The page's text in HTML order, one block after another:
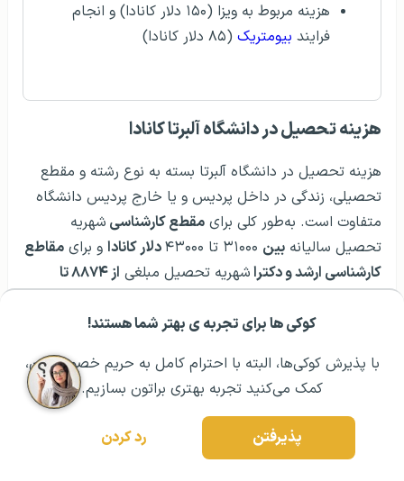
کوکی ها برای تجربه ی بهتر شما هستند!
با پذیرش کوکی‌ها، البته با احترام کامل به حریم خصوصیتون،
کمک می‌کنید تجربه بهتری براتون بسازیم.
پذیرفتن رد کردن
مشــاوره اولیه رایگان: ۰۲۱ ۴۳۰۰۰ ۰۲۱ رزرو مشاوره تخصصی
هزینه مربوط به ویزا (۱۵۰ دلار کانادا) و انجام
فرایند بیومتریک (۸۵ دلار کانادا)
هزینه تحصیل در دانشگاه آلبرتا کانادا
هزینه تحصیل در دانشگاه آلبرتا بسته به نوع رشته و مقطع
تحصیلی، زندگی در داخل پردیس و یا خارج پردیس دانشگاه
متفاوت است. به‌طور کلی برای مقطع کارشناسی شهریه
تحصیل سالیانه بین دلار کانادا و برای مقاطع
کارشناسی ارشد و دکتراشهریه تحصیل مبلغی
از ۸۸۷۴ تا
جهت کسب اطلاعات بیشتر و دقیق‌تر از هزینه‌های تحصیل به
سایت دانشگاه مراجعه و یا با مشاوران ما تماس حاصل
بورسیه های تحصیلی دانشگاه آلبرتا کانادا